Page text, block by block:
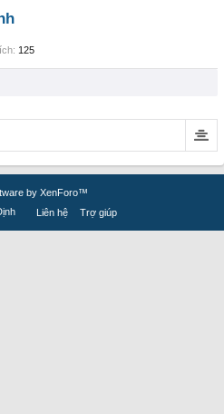
125
by XenForo™
Liên hệ Trợ giúp